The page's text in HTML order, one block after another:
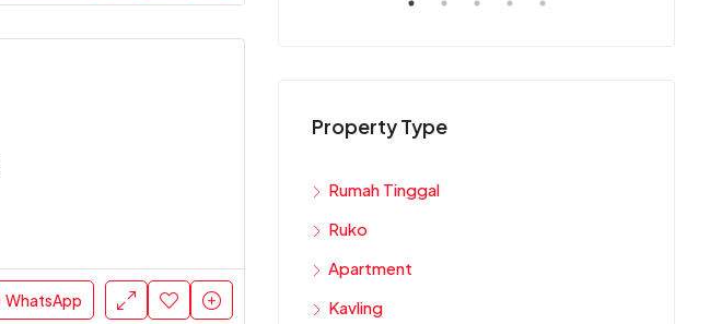
WhatsApp
Property Type
Rumah Tinggal
Ruko
Apartment
Kavling